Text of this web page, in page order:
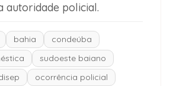
autoridade policial.
bahia
condeúba
sudoeste baiano
ocorrência policial